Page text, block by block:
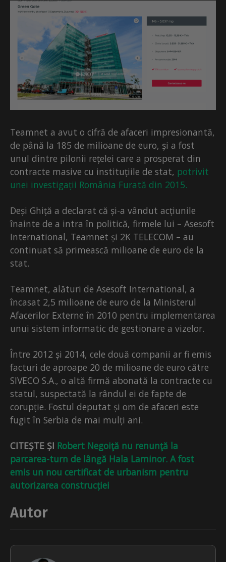
Teamnet a avut o cifră de afaceri impresionantă,
de până la 185 de milioane de euro, și a fost
unul dintre pilonii rețelei care a prosperat din
contracte masive cu instituțiile de stat, potrivit
unei investigații România Furată din 2015.
Deși Ghiță a declarat că și-a vândut acțiunile
înainte de a intra în politică, firmele lui – Asesoft
International, Teamnet și 2K TELECOM – au
continuat să primească milioane de euro de la
stat.
Teamnet, alături de Asesoft International, a
încasat 2,5 milioane de euro de la Ministerul
Afacerilor Externe în 2010 pentru implementarea
unui sistem informatic de gestionare a vizelor.
Între 2012 și 2014, cele două companii ar fi emis
facturi de aproape 20 de milioane de euro către
SIVECO S.A., o altă firmă abonată la contracte cu
statul, suspectată la rândul ei de fapte de
corupție. Fostul deputat și om de afaceri este
fugit în Serbia de mai mulți ani.
CITEȘTE ȘI Robert Negoiţă nu renunţă la
parcarea-turn de lângă Hala Laminor. A fost
emis un nou certificat de urbanism pentru
autorizarea construcției
Autor